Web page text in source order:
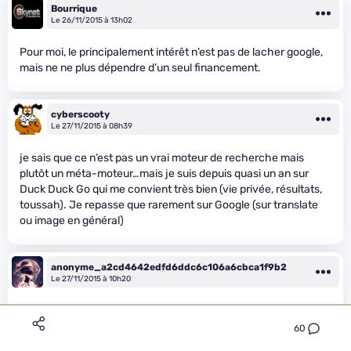
60
Bourrique
Le 26/11/2015 à 13h02
Pour moi, le principalement intérêt n’est pas de lacher google,
mais ne ne plus dépendre d’un seul financement.
cyberscooty
Le 27/11/2015 à 08h39
je sais que ce n’est pas un vrai moteur de recherche mais
plutôt un méta-moteur…mais je suis depuis quasi un an sur
Duck Duck Go qui me convient très bien (vie privée, résultats,
toussah). Je repasse que rarement sur Google (sur translate
ou image en général)
anonyme_a2cd4642edfd6ddc6c106a6cbca1f9b2
Le 27/11/2015 à 10h20